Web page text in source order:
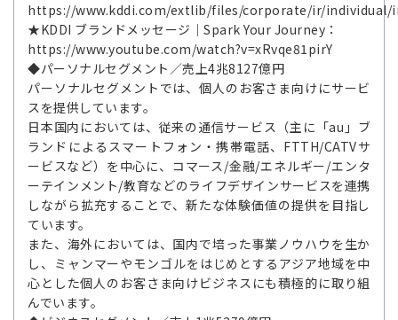
https://www.kddi.com/extlib/files/corporate/ir/individual/
★KDDI ブランドメッセージ｜Spark Your Journey：
https://www.youtube.com/watch?v=xRvqe81pirY
◆パーソナルセグメント／売上4兆8127億円
パーソナルセグメントでは、個人のお客さま向けにサービ
スを提供しています。
日本国内においては、従来の通信サービス（主に「au」ブ
ランドによるスマートフォン・携帯電話、FTTH/CATVサ
ービスなど）を中心に、コマース/金融/エネルギー/エンタ
ーテインメント/教育などのライフデザインサービスを連携
しながら拡充することで、新たな体験価値の提供を目指し
ています。
また、海外においては、国内で培った事業ノウハウを生か
し、ミャンマーやモンゴルをはじめとするアジア地域を中
心とした個人のお客さま向けビジネスにも積極的に取り組
んでいます。